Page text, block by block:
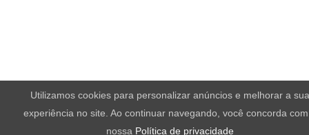
Utilizamos cookies para personalizar anúncios e melhorar a sua
experiência no site. Ao continuar navegando, você concorda
nossa Política de privacidade